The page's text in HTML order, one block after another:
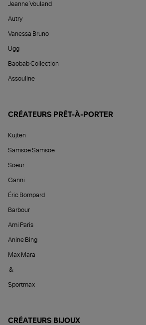
Jeanne Vouland
Autry
Vanessa Bruno
Ugg
Baobab Collection
Assouline
CRÉATEURS PRÊT-À-PORTER
Kujten
Samsoe Samsoe
Soeur
Ganni
Éric Bompard
Barbour
Ami Paris
Anine Bing
Max Mara
&
Sportmax
CRÉATEURS BIJOUX